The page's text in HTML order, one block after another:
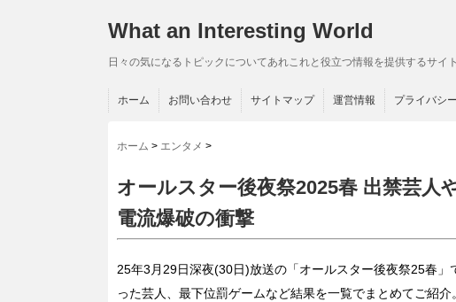
What an Interesting World
日々の気になるトピックについてあれこれと役立つ情報を提供するサイト
ホーム お問い合わせ サイトマップ 運営情報 プライバシ
ホーム > エンタメ >
オールスター後夜祭2025春 出禁芸人
電流爆破の衝撃
25年3月29日深夜(30日)放送の「オールスター後夜祭25春
った芸人、最下位罰ゲームなど結果を一覧でまとめてご紹介。